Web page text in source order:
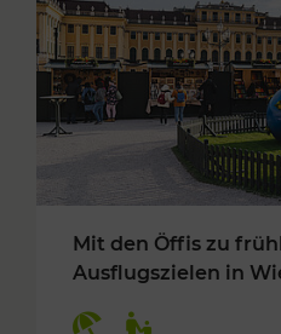
Mit den Öffis zu
Ausflugszielen in